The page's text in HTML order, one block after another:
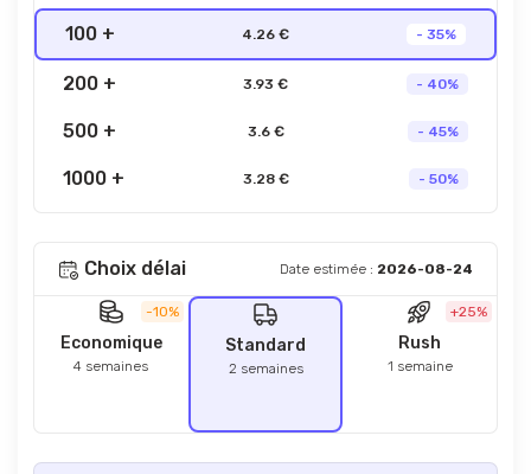
100 + 4.26 € - 35%
200 + 3.93 € - 40%
500 + 3.6 € - 45%
1000 + 3.28 € - 50%
Choix délai Date estimée : 2026-08-24
-10%
Economique
4 semaines
Standard
2 semaines
+25%
Rush
1 semaine